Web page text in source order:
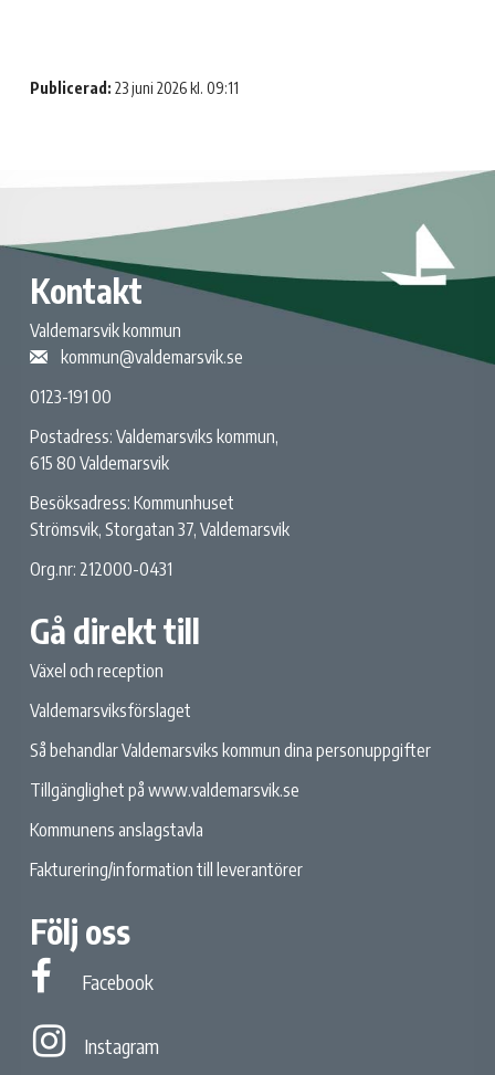
Publicerad: 23 juni 2026 kl. 09:11
Kontakt
Valdemarsvik kommun
kommun@valdemarsvik.se
0123-191 00
Postadress: Valdemarsviks kommun,
615 80 Valdemarsvik
Besöksadress: Kommunhuset
Strömsvik, Storgatan 37, Valdemarsvik
Org.nr: 212000-0431
Gå direkt till
Växel och reception
Valdemarsviksförslaget
Så behandlar Valdemarsviks kommun dina personuppgifter
Tillgänglighet på www.valdemarsvik.se
Kommunens anslagstavla
Fakturering/information till leverantörer
Följ oss
Facebook
Facebook
Instagram
Instagram